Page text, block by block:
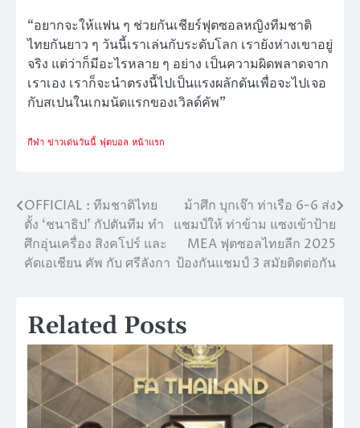
“อยากจะให้แฟน ๆ ช่วยกันเชียร์ฟุตซอลหญิงทีมชาติ
ไทยกันยาว ๆ วันนี้เราเล่นกับระดับโลก เรายังห่างเขาอยู่
จริง แต่ว่าก็มีอะไรหลาย ๆ อย่าง เป็นความผิดพลาดจาก
เราเอง เราก็จะนำตรงนี้ไปเป็นแรงผลักดันเพื่อจะไปเจอ
กับสเปนในเกมนัดแรกของเวิลด์คัพ”
กีฬา ข่าวเด่นวันนี้ ฟุตบอล หน้าแรก
แนะแนว
เรื่อง
OFFICIAL : ทีมชาติไทย
ตั้ง ‘ชนาธิป’ กัปตันทีม ทำ
ศึกอุ่นเครื่อง สิงคโปร์ และ
คัดเอเชียน คัพ กับ ศรีลังกา
ม้าศึก บุกเจ๊า ท่าเรือ 6-6 ส่ง
แชมป์ให้ ท่าข้าม แซงเข้าป้าย
MEA ฟุตซอลไทยลีก 2025
ป้องกันแชมป์ 3 สมัยติดต่อกัน
Related Posts